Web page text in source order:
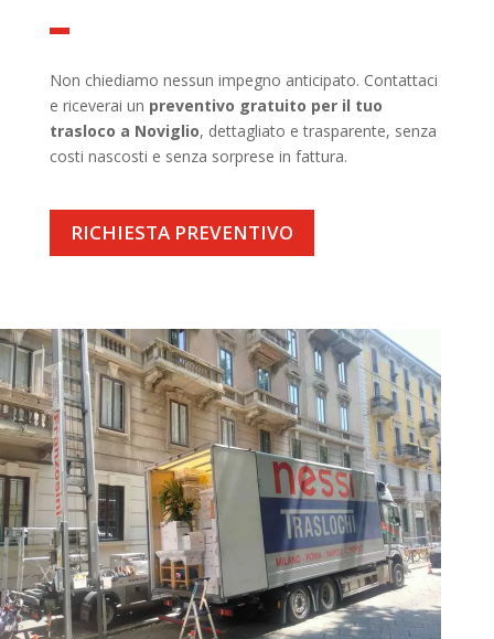
Non chiediamo nessun impegno anticipato. Contattaci
e riceverai un preventivo gratuito per il tuo
trasloco a Noviglio, dettagliato e trasparente, senza
costi nascosti e senza sorprese in fattura.
RICHIESTA PREVENTIVO